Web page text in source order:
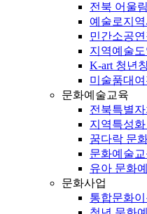
전북 어울
예술로지역
민간소공
지역예술
K-art 청년
미술품대
문화예술교육
전북특별
지역특성
꿈다락 문
문화예술
유아 문화
문화사업
통합문화